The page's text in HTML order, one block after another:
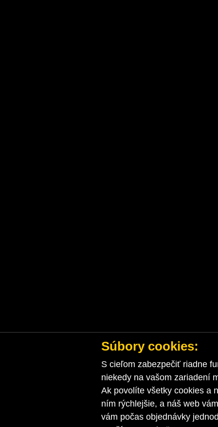
Súbory cookies:
S cieľom zabezpečiť riadne
niekedy na vašom zariadení
Ak povolíte všetky cookies a
ním rýchlejšie, a náš web
vám počas objednávky